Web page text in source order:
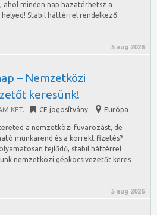
ahol minden nap hazatérhetsz a
helyed! Stabil háttérrel rendelkező
5 aug 2026
– Nemzetközi
keresünk!
KFT. CE jogosítvány Európa
a nemzetközi fuvarozást, de
munkarend és a korrekt fizetés?
fejlődő, stabil háttérrel
nemzetközi gépkocsivezetőt keres
5 aug 2026